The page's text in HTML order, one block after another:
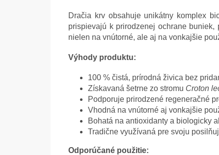
Dračia krv obsahuje unikátny komplex
prispievajú k prirodzenej ochrane buniek,
nielen na vnútorné, ale aj na vonkajšie
Výhody produktu:
100 % čistá, prírodná živica bez
Získavaná šetrne zo stromu Croton
Podporuje prirodzené regeneračné
Vhodná na vnútorné aj vonkajšie
Bohatá na antioxidanty a biologicky
Tradične využívaná pre svoju
Odporúčané použitie: